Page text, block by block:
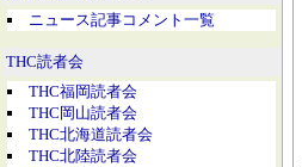
ニュース記事コメント一覧
THC読者会
THC福岡読者会
THC岡山読者会
THC北海道読者会
THC北陸読者会